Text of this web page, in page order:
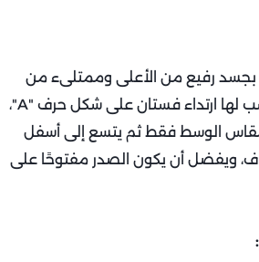
بجسد رفيع من الأعلى وممتلىء من
الوسط والأرداف، والأنسب لها ارتداء فستان على شكل حرف "A"،
الوسط فقط ثم يتسع إلى أسفل
ويفضل أن يكون الصدر مفتوحًا على